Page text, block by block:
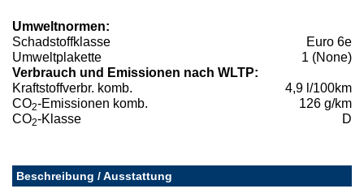
Umweltnormen:
Schadstoffklasse
Euro 6e
Umweltplakette
1 (None)
Verbrauch und Emissionen nach WLTP:
Kraftstoffverbr. komb.
4,9 l/100km
CO2-Emissionen komb.
126 g/km
CO2-Klasse D
Beschreibung / Ausstattung